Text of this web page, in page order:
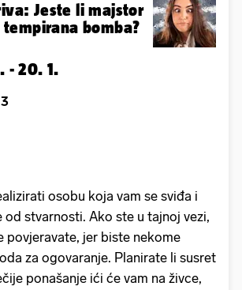
Jeste li majstor
bomba?
- 20. 1.
osobu koja vam se sviđa i
od stvarnosti. Ako ste u tajnoj vezi,
povjeravate, jer biste nekome
za ogovaranje. Planirate li susret
ponašanje ići će vam na živce,